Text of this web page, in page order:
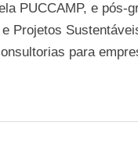
PUCCAMP, e pós-
Projetos
para